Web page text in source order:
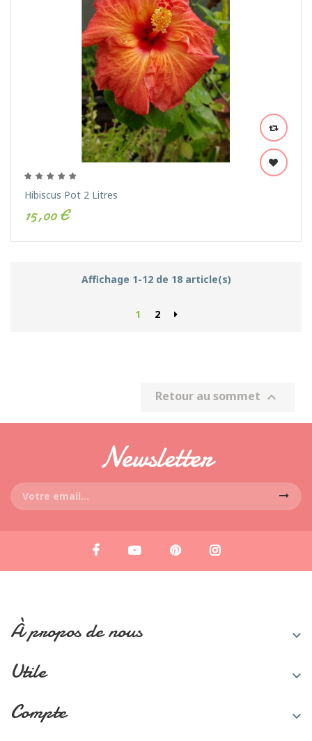
Hibiscus Pot 2 Litres
15,00 €
Affichage 1-12 de 18 article(s)
1 2
Retour au sommet 
Newsletter
À propos de nous 
Utile 
Compte 